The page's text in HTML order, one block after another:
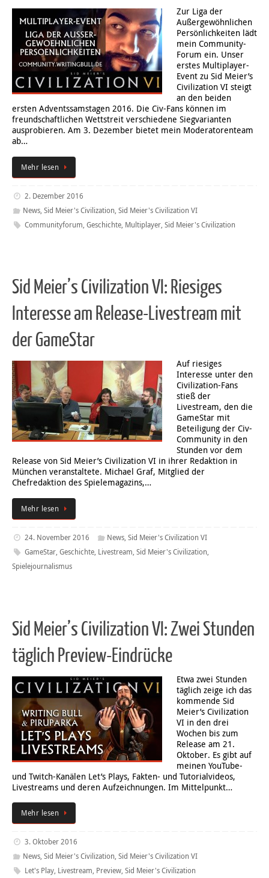
Zur Liga der
Außergewöhnlichen
Persönlichkeiten lädt
mein Community-
Forum ein. Unser
erstes Multiplayer-
Event zu Sid Meier’s
Civilization VI steigt
an den beiden
ersten Adventssamstagen 2016. Die Civ-Fans können im
freundschaftlichen Wettstreit verschiedene Siegvarianten
ausprobieren. Am 3. Dezember bietet mein Moderatorenteam
ab…
Mehr lesen
2. Dezember 2016
News, Sid Meier's Civilization, Sid Meier's Civilization VI
Communityforum, Geschichte, Multiplayer, Sid Meier's Civilization
Sid Meier’s Civilization VI: Riesiges
Interesse am Release-Livestream mit
der GameStar
Auf riesiges
Interesse unter den
Civilization-Fans
stieß der
Livestream, den die
GameStar mit
Beteiligung der Civ-
Community in den
Stunden vor dem
Release von Sid Meier’s Civilization VI in ihrer Redaktion in
München veranstaltete. Michael Graf, Mitglied der
Chefredaktion des Spielemagazins,…
Mehr lesen
24. November 2016 News,Sid Meier's Civilization VI
GameStar, Geschichte, Livestream, Sid Meier's Civilization,
Spielejournalismus
Sid Meier’s Civilization VI: Zwei Stunden
täglich Preview-Eindrücke
Etwa zwei Stunden
täglich zeige ich das
kommende Sid
Meier’s Civilization
VI in den drei
Wochen bis zum
Release am 21.
Oktober. Es gibt auf
meinen YouTube-
und Twitch-Kanälen Let’s Plays, Fakten- und Tutorialvideos,
Livestreams und deren Aufzeichnungen. Im Mittelpunkt…
Mehr lesen
3. Oktober 2016
News, Sid Meier's Civilization, Sid Meier's Civilization VI
Let's Play, Livestream, Preview, Sid Meier's Civilization